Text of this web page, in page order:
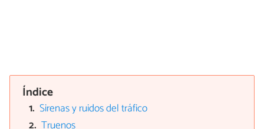
Índice
Sirenas y ruidos del tráfico
Truenos